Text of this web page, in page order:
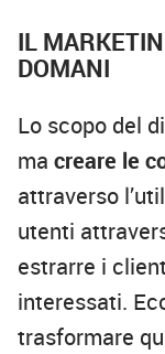
IL
DOMANI
Lo scopo del
ma creare le
attraverso
utenti
estrarre i
interessati.
trasformare